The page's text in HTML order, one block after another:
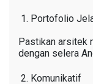
Portofolio
Pastikan arsitek
dengan selera
Komunikatif